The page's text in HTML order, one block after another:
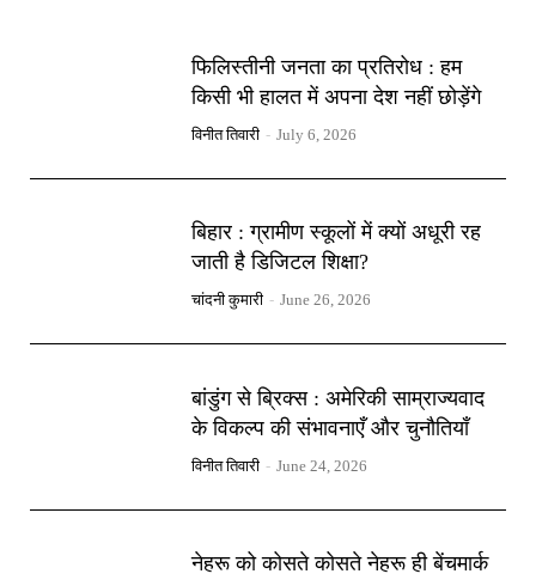
फिलिस्तीनी जनता का प्रतिरोध : हम
किसी भी हालत में अपना देश नहीं छोड़ेंगे
विनीत तिवारी - July 6, 2026
बिहार : ग्रामीण स्कूलों में क्यों अधूरी रह
जाती है डिजिटल शिक्षा?
चांदनी कुमारी - June 26, 2026
बांडुंग से ब्रिक्स : अमेरिकी साम्राज्यवाद
के विकल्प की संभावनाएँ और चुनौतियाँ
विनीत तिवारी - June 24, 2026
नेहरू को कोसते कोसते नेहरू ही बेंचमार्क